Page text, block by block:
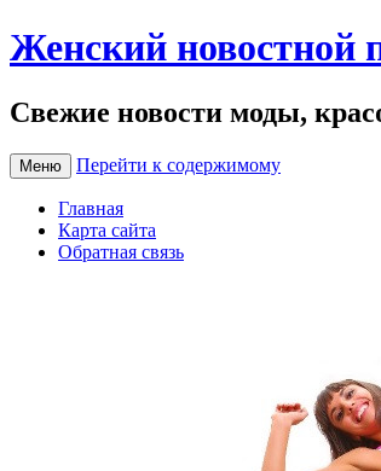
Женский новостной
Свежие новости моды,
Меню Перейти к содержимому
Главная
Карта сайта
Обратная связь